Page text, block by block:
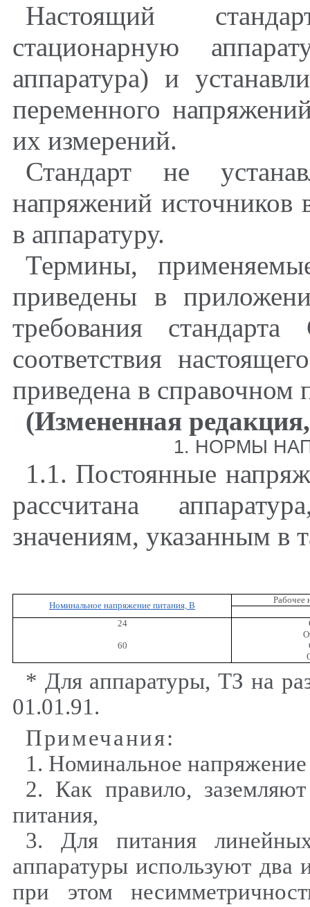
Настоящий
стационарную
аппаратура) и
переменного
их измерений.
Стандарт не
напряжений источников
в аппаратуру.
Термины,
приведены в
требования
соответствия
приведена в
(Измененная
1. НОРМЫ
1.1. Постоянные
рассчитана
значениям, указанным в
Номинальное напряжение питания, В
Рабочее
24
60
* Для аппаратуры, ТЗ на
01.01.91.
Примечания:
1. Номинальное
2. Как правило,
питания,
3. Для питания
аппаратуры используют
при этом